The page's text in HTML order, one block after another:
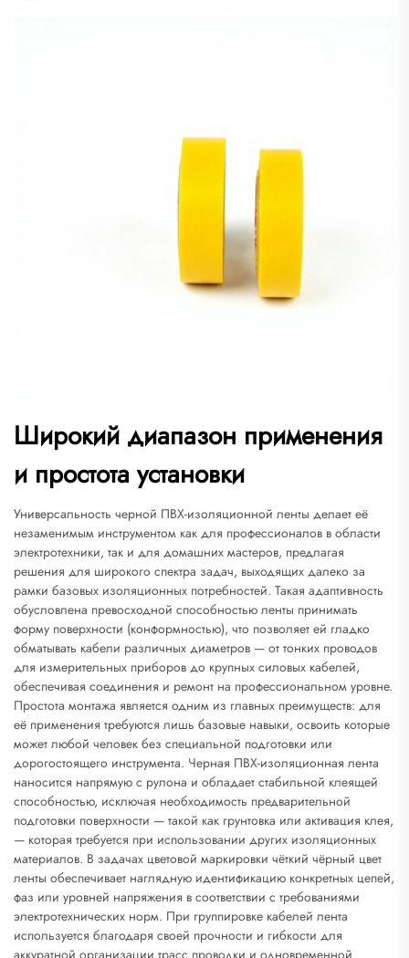
Широкий диапазон применения
и простота установки
Универсальность черной ПВХ-изоляционной ленты делает её
незаменимым инструментом как для профессионалов в области
электротехники, так и для домашних мастеров, предлагая
решения для широкого спектра задач, выходящих далеко за
рамки базовых изоляционных потребностей. Такая адаптивность
обусловлена превосходной способностью ленты принимать
форму поверхности (конформностью), что позволяет ей гладко
обматывать кабели различных диаметров — от тонких проводов
для измерительных приборов до крупных силовых кабелей,
обеспечивая соединения и ремонт на профессиональном уровне.
Простота монтажа является одним из главных преимуществ: для
её применения требуются лишь базовые навыки, освоить которые
может любой человек без специальной подготовки или
дорогостоящего инструмента. Черная ПВХ-изоляционная лента
наносится напрямую с рулона и обладает стабильной клеящей
способностью, исключая необходимость предварительной
подготовки поверхности — такой как грунтовка или активация клея,
— которая требуется при использовании других изоляционных
материалов. В задачах цветовой маркировки чёткий чёрный цвет
ленты обеспечивает наглядную идентификацию конкретных цепей,
фаз или уровней напряжения в соответствии с требованиями
электротехнических норм. При группировке кабелей лента
используется благодаря своей прочности и гибкости для